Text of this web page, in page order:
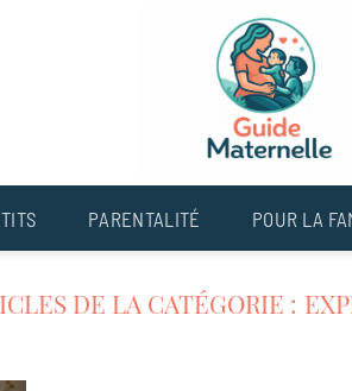
PARENTALITÉ POUR LA